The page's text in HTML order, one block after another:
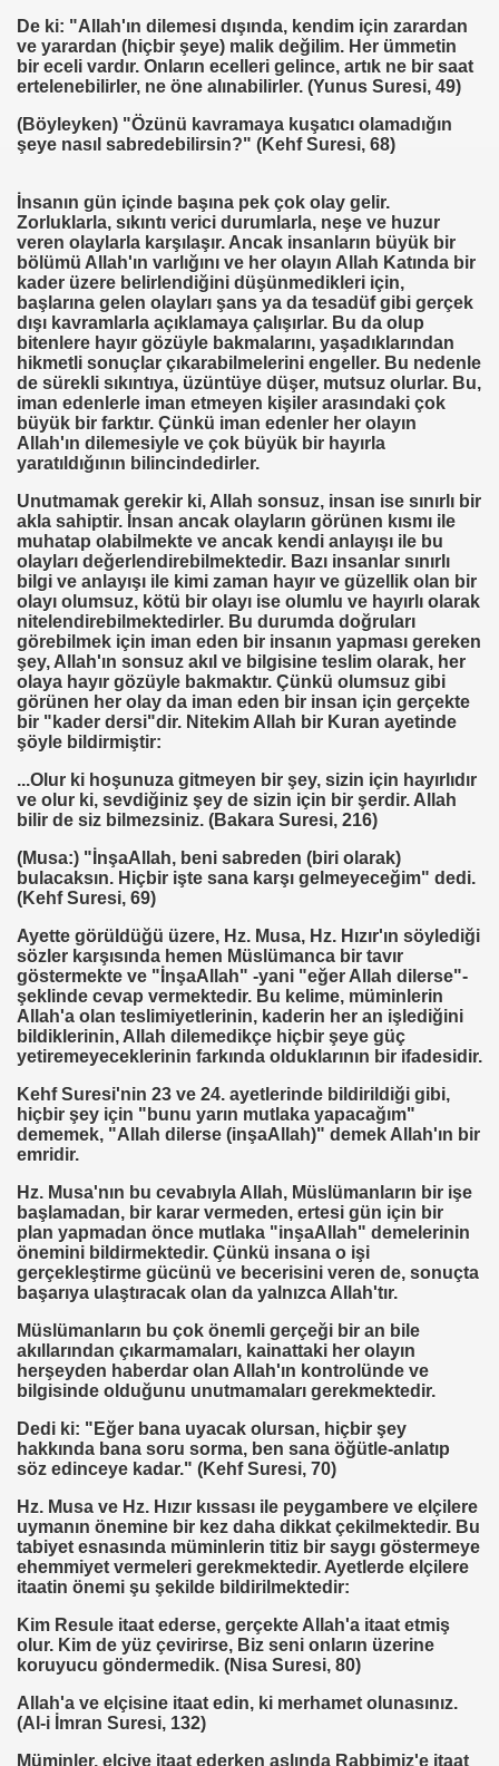
De ki: "Allah'ın dilemesi dışında, kendim için zarardan
ve yarardan (hiçbir şeye) malik değilim. Her ümmetin
bir eceli vardır. Onların ecelleri gelince, artık ne bir saat
ertelenebilirler, ne öne alınabilirler. (Yunus Suresi, 49)
(Böyleyken) "Özünü kavramaya kuşatıcı olamadığın
şeye nasıl sabredebilirsin?" (Kehf Suresi, 68)
İnsanın gün içinde başına pek çok olay gelir.
Zorluklarla, sıkıntı verici durumlarla, neşe ve huzur
veren olaylarla karşılaşır. Ancak insanların büyük bir
bölümü Allah'ın varlığını ve her olayın Allah Katında bir
kader üzere belirlendiğini düşünmedikleri için,
başlarına gelen olayları şans ya da tesadüf gibi gerçek
dışı kavramlarla açıklamaya çalışırlar. Bu da olup
bitenlere hayır gözüyle bakmalarını, yaşadıklarından
hikmetli sonuçlar çıkarabilmelerini engeller. Bu nedenle
de sürekli sıkıntıya, üzüntüye düşer, mutsuz olurlar. Bu,
iman edenlerle iman etmeyen kişiler arasındaki çok
büyük bir farktır. Çünkü iman edenler her olayın
Allah'ın dilemesiyle ve çok büyük bir hayırla
yaratıldığının bilincindedirler.
Unutmamak gerekir ki, Allah sonsuz, insan ise sınırlı bir
akla sahiptir. İnsan ancak olayların görünen kısmı ile
muhatap olabilmekte ve ancak kendi anlayışı ile bu
olayları değerlendirebilmektedir. Bazı insanlar sınırlı
bilgi ve anlayışı ile kimi zaman hayır ve güzellik olan bir
olayı olumsuz, kötü bir olayı ise olumlu ve hayırlı olarak
nitelendirebilmektedirler. Bu durumda doğruları
görebilmek için iman eden bir insanın yapması gereken
şey, Allah'ın sonsuz akıl ve bilgisine teslim olarak, her
olaya hayır gözüyle bakmaktır. Çünkü olumsuz gibi
görünen her olay da iman eden bir insan için gerçekte
bir "kader dersi"dir. Nitekim Allah bir Kuran ayetinde
şöyle bildirmiştir:
...Olur ki hoşunuza gitmeyen bir şey, sizin için hayırlıdır
ve olur ki, sevdiğiniz şey de sizin için bir şerdir. Allah
bilir de siz bilmezsiniz. (Bakara Suresi, 216)
(Musa:) "İnşaAllah, beni sabreden (biri olarak)
bulacaksın. Hiçbir işte sana karşı gelmeyeceğim" dedi.
(Kehf Suresi, 69)
Ayette görüldüğü üzere, Hz. Musa, Hz. Hızır'ın söylediği
sözler karşısında hemen Müslümanca bir tavır
göstermekte ve "İnşaAllah" -yani "eğer Allah dilerse"-
şeklinde cevap vermektedir. Bu kelime, müminlerin
Allah'a olan teslimiyetlerinin, kaderin her an işlediğini
bildiklerinin, Allah dilemedikçe hiçbir şeye güç
yetiremeyeceklerinin farkında olduklarının bir ifadesidir.
Kehf Suresi'nin 23 ve 24. ayetlerinde bildirildiği gibi,
hiçbir şey için "bunu yarın mutlaka yapacağım"
dememek, "Allah dilerse (inşaAllah)" demek Allah'ın bir
emridir.
Hz. Musa'nın bu cevabıyla Allah, Müslümanların bir işe
başlamadan, bir karar vermeden, ertesi gün için bir
plan yapmadan önce mutlaka "inşaAllah" demelerinin
önemini bildirmektedir. Çünkü insana o işi
gerçekleştirme gücünü ve becerisini veren de, sonuçta
başarıya ulaştıracak olan da yalnızca Allah'tır.
Müslümanların bu çok önemli gerçeği bir an bile
akıllarından çıkarmamaları, kainattaki her olayın
herşeyden haberdar olan Allah'ın kontrolünde ve
bilgisinde olduğunu unutmamaları gerekmektedir.
Dedi ki: "Eğer bana uyacak olursan, hiçbir şey
hakkında bana soru sorma, ben sana öğütle-anlatıp
söz edinceye kadar." (Kehf Suresi, 70)
Hz. Musa ve Hz. Hızır kıssası ile peygambere ve elçilere
uymanın önemine bir kez daha dikkat çekilmektedir. Bu
tabiyet esnasında müminlerin titiz bir saygı göstermeye
ehemmiyet vermeleri gerekmektedir. Ayetlerde elçilere
itaatin önemi şu şekilde bildirilmektedir:
Kim Resule itaat ederse, gerçekte Allah'a itaat etmiş
olur. Kim de yüz çevirirse, Biz seni onların üzerine
koruyucu göndermedik. (Nisa Suresi, 80)
Allah'a ve elçisine itaat edin, ki merhamet olunasınız.
(Al-i İmran Suresi, 132)
Müminler, elçiye itaat ederken aslında Rabbimiz'e itaat
OL
ERDOĞAN
UYGULANDI-
BÜROKRASİSİ
Bulunan sır. Mühendis Hikmet TOPLU
ABD.
GÖKOĞLU
.DR UMUT YILDIZ
Hainini Yetiştiren Ülke Yoktur
Tarihi Eserleri Koruma ve Araştırma Derneği . İSTED
NASIL kazanabilirim
BAĞIŞ YAPTI
PURSA
OLURMU .PROF.DR.ONUR HAMZAOĞLU
ÖLÜYOR
BELİRLİ ELLERDE TOPLANMAMALI
MÜSLÜMANLAR